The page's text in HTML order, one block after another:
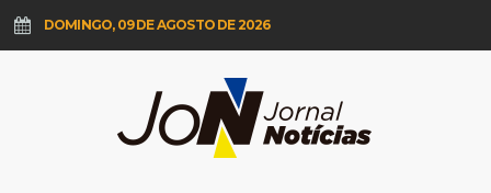
DOMINGO, 09 DE AGOSTO DE 2026